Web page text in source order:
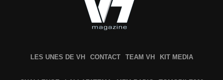
LES UNES DE VH CONTACT TEAM VH KIT MEDIA